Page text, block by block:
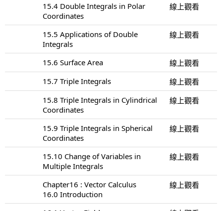
15.4 Double Integrals in Polar
Coordinates
線上觀看
15.5 Applications of Double
Integrals
線上觀看
15.6 Surface Area
線上觀看
15.7 Triple Integrals
線上觀看
15.8 Triple Integrals in Cylindrical
Coordinates
線上觀看
15.9 Triple Integrals in Spherical
Coordinates
線上觀看
15.10 Change of Variables in
Multiple Integrals
線上觀看
Chapter16 : Vector Calculus
16.0 Introduction
線上觀看